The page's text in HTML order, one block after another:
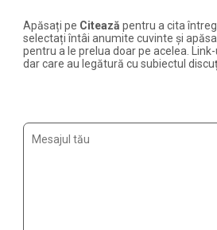
Apăsați pe Citează pentru a cita
selectați întâi anumite cuvinte și
pentru a le prelua doar pe acelea.
dar care au legătură cu subiectul